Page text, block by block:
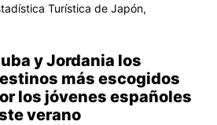
Turística de Japón,
y Jordania los
más escogidos
los jóvenes españoles
verano